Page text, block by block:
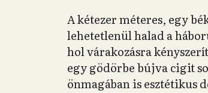
A kétezer méteres, egy
lehetetlenül halad a
hol várakozásra
egy gödörbe bújva cigit
önmagában is esztétikus